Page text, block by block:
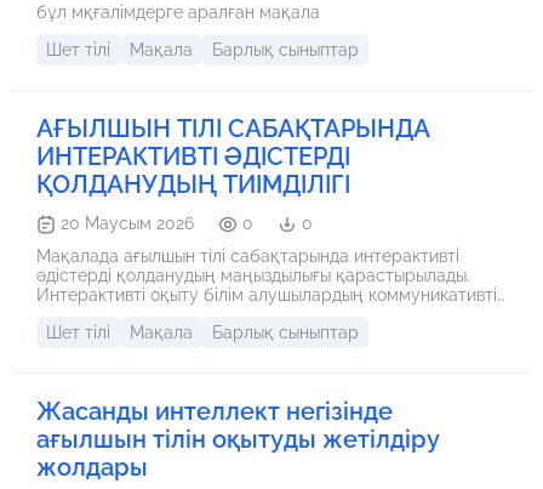
бұл мқғалімдерге аралған мақала
Шет тілі
Мақала Барлық сыныптар
АҒЫЛШЫН ТІЛІ САБАҚТАРЫНДА
ИНТЕРАКТИВТІ ӘДІСТЕРДІ
ҚОЛДАНУДЫҢ ТИІМДІЛІГІ
20 Маусым 2026 0
0
Мақалада ағылшын тілі сабақтарында интерактивті
әдістерді қолданудың маңыздылығы қарастырылады.
Интерактивті оқыту білім алушылардың коммуникативтік
және білім сапасын жақсартуға ықпал етеді. Сонымен
Шет тілі Мақала Барлық сыныптар
Жасанды интеллект негізінде
ағылшын тілін оқытуды жетілдіру
жолдары